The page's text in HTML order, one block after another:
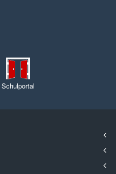
Schulportal